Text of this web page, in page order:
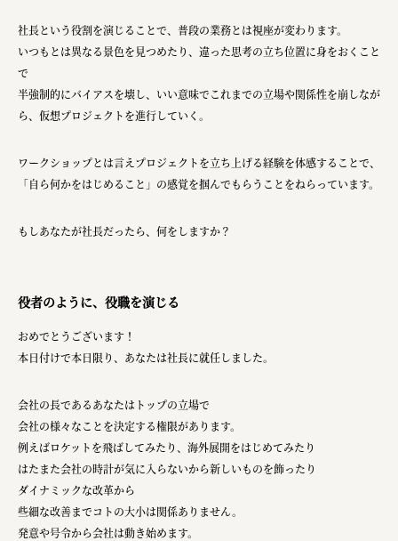
なかがわの恵み活用協議会
株式会社オカムラ
日本商工会議所
株式会社ドリームプラザ
株式会社ヤマサン
株式会社 マツバラ
株式会社東果堂
アトラス化成
社長という役割を演じることで、普段の業務とは視座が変わります。
いつもとは異なる景色を見つめたり、違った思考の立ち位置に身をおくこと
で
半強制的にバイアスを壊し、いい意味でこれまでの立場や関係性を崩しなが
ら、仮想プロジェクトを進行していく。
ワークショップとは言えプロジェクトを立ち上げる経験を体感することで、
「自ら何かをはじめること」の感覚を掴んでもらうことをねらっています。
もしあなたが社長だったら、何をしますか？
役者のように、役職を演じる
おめでとうございます！
本日付けで本日限り、あなたは社長に就任しました。
会社の長であるあなたはトップの立場で
会社の様々なことを決定する権限があります。
例えばロケットを飛ばしてみたり、海外展開をはじめてみたり
はたまた会社の時計が気に入らないから新しいものを飾ったり
ダイナミックな改革から
些細な改善までコトの大小は関係ありません。
発意や号令から会社は動き始めます。